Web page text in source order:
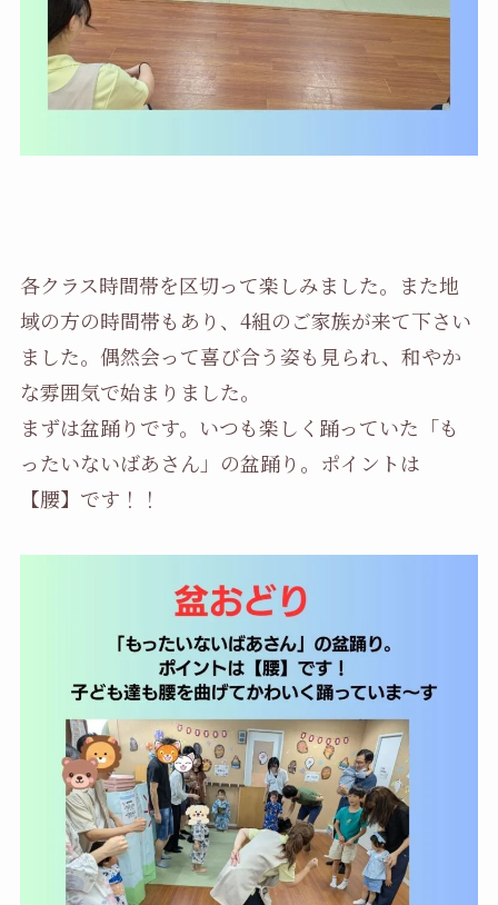
各クラス時間帯を区切って楽しみました。また地
域の方の時間帯もあり、4組のご家族が来て下さい
ました。偶然会って喜び合う姿も見られ、和やか
な雰囲気で始まりました。
まずは盆踊りです。いつも楽しく踊っていた「も
ったいないばあさん」の盆踊り。ポイントは
【腰】です！！